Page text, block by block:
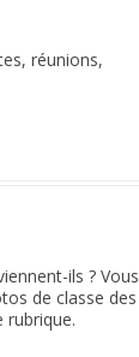
réunions,
ils ? Vous
de classe des
rubrique.